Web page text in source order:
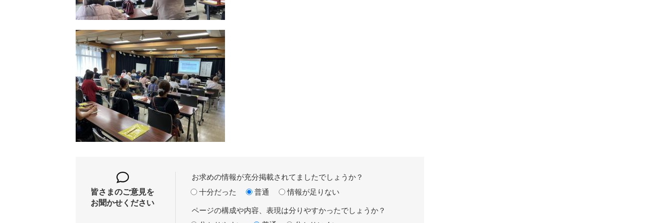
皆さまのご意見を
お聞かせください
お求めの情報が充分掲載されてましたでしょうか？
十分だった
普通 情報が足りない
ページの構成や内容、表現は分りやすかったでしょうか？